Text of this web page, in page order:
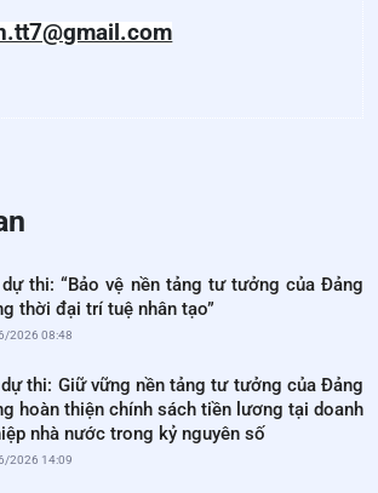
dự thi: “Bảo vệ nền tảng tư tưởng của Đảng
thời đại trí tuệ nhân tạo”
2026 08:48
thi: Giữ vững nền tảng tư tưởng của Đảng
hoàn thiện chính sách tiền lương tại doanh
nhà nước trong kỷ nguyên số
2026 14:09